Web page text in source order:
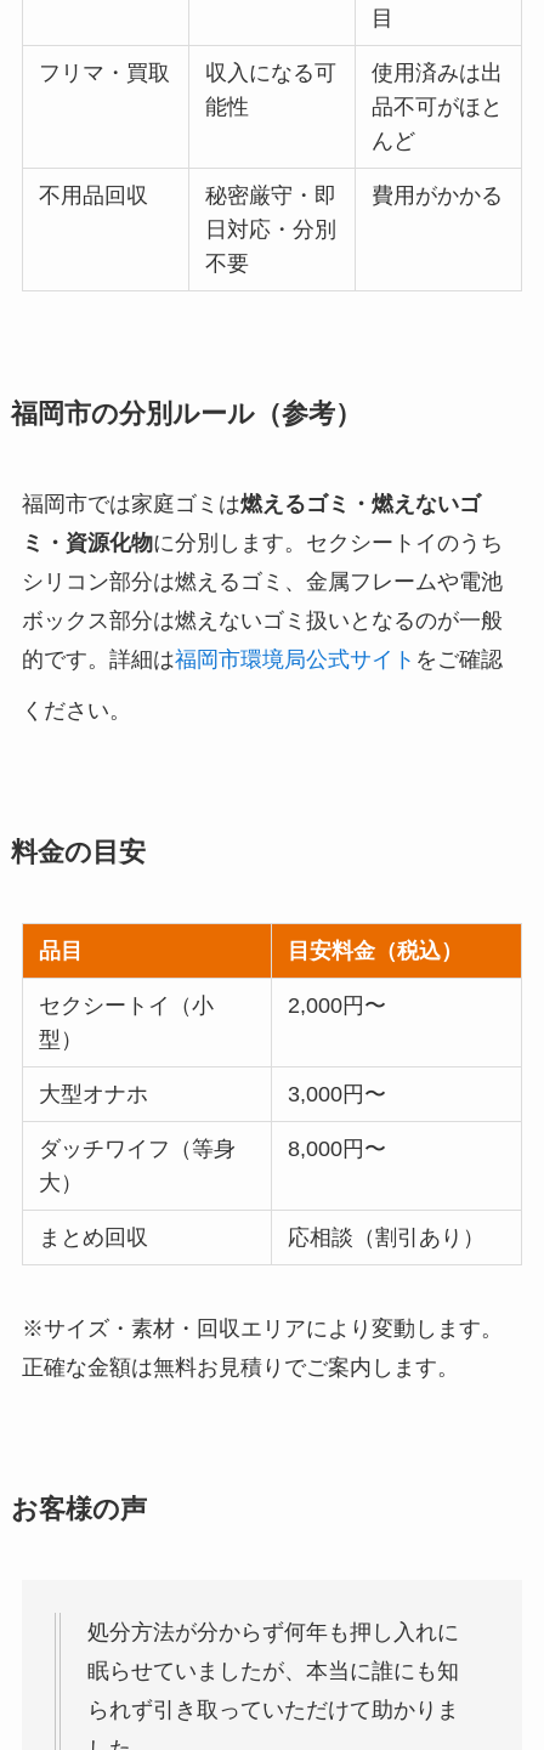
目
フリマ・買取
収入になる可
能性
使用済みは出
品不可がほと
んど
不用品回収
秘密厳守・即
日対応・分別
不要
費用がかかる
福岡市の分別ルール（参考）
福岡市では家庭ゴミは燃えるゴミ・燃えないゴ
ミ・資源化物に分別します。セクシートイのうち
シリコン部分は燃えるゴミ、金属フレームや電池
ボックス部分は燃えないゴミ扱いとなるのが一般
的です。詳細は福岡市環境局公式サイト をご確認
ください。
料金の目安
品目 目安料金（税込）
セクシートイ（小
型）
2,000円〜
大型オナホ 3,000円〜
ダッチワイフ（等身
大）
8,000円〜
まとめ回収 応相談（割引あり）
※サイズ・素材・回収エリアにより変動します。
正確な金額は無料お見積りでご案内します。
お客様の声
処分方法が分からず何年も押し入れに
眠らせていましたが、本当に誰にも知
られず引き取っていただけて助かりま